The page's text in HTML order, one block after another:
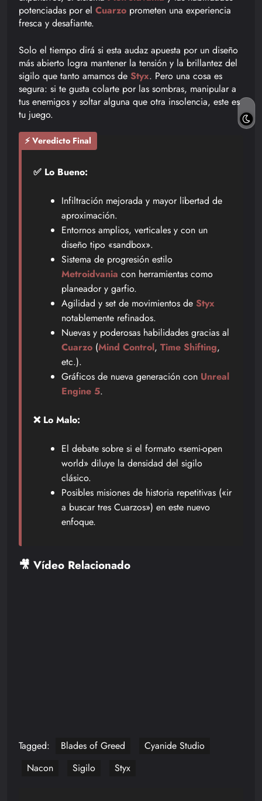
potenciadas por el Cuarzo prometen una experiencia
fresca y desafiante.
Solo el tiempo dirá si esta audaz apuesta por un diseño
más abierto logra mantener la tensión y la brillantez del
sigilo que tanto amamos de Styx. Pero una cosa es
segura: si te gusta colarte por las sombras, manipular a
tus enemigos y soltar alguna que otra insolencia, este es
tu juego.
⚡ Veredicto Final
✅ Lo Bueno:
Infiltración mejorada y mayor libertad de
aproximación.
Entornos amplios, verticales y con un
diseño tipo «sandbox».
Sistema de progresión estilo
Metroidvania con herramientas como
planeador y garfio.
Agilidad y set de movimientos de Styx
notablemente refinados.
Nuevas y poderosas habilidades gracias al
Cuarzo (Mind Control, Time Shifting,
etc.).
Gráficos de nueva generación con Unreal
Engine 5.
❌ Lo Malo:
El debate sobre si el formato «semi-open
world» diluye la densidad del sigilo
clásico.
Posibles misiones de historia repetitivas («ir
a buscar tres Cuarzos») en este nuevo
enfoque.
🎥 Vídeo Relacionado
Tagged: Blades of Greed
Cyanide Studio
Nacon
Sigilo Styx